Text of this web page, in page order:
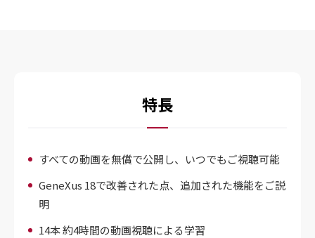
特長
すべての動画を無償で公開し、いつでもご視聴可能
GeneXus 18で改善された点、追加された機能をご説
明
14本 約4時間の動画視聴による学習